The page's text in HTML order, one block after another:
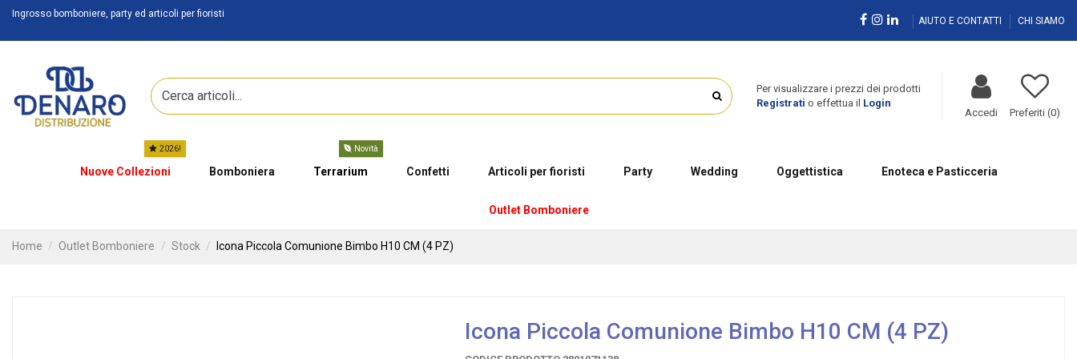
Ingrosso bomboniere, party ed articoli per fioristi
AIUTO E CONTATTI CHI SIAMO
Per visualizzare i prezzi dei prodotti
Registrati o effettua il Login
Accedi Preferiti (0)
Nuove Collezioni
2026!
Bomboniera Terrarium
Novità
Confetti Articoli per fioristi Party Wedding Oggettistica Enoteca e Pasticceria
Outlet Bomboniere
Home Outlet Bomboniere Stock Icona Piccola Comunione Bimbo H10 CM (4 PZ)
Icona Piccola Comunione Bimbo H10 CM (4 PZ)